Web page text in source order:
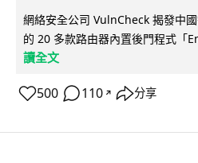
網絡安全公司 VulnCheck 揭發中
的 20 多款路由器內置後門程式「
讀全文
500 110 ↗ 分享